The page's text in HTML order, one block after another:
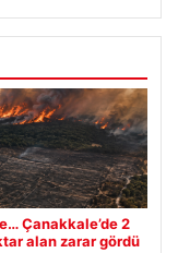
Çanakkale’de 2
alan zarar gördü